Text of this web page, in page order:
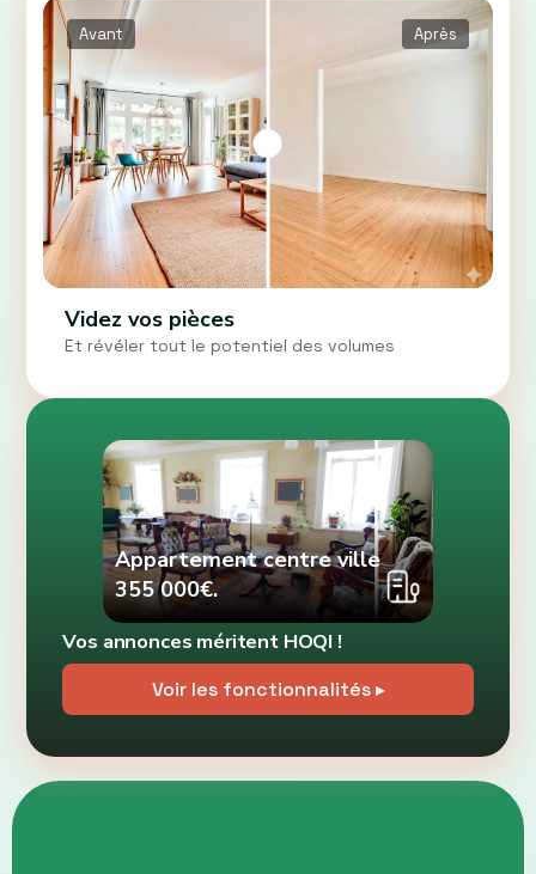
Avant Après
Videz vos pièces
Et révéler tout le potentiel des volumes
Appartement centre ville
355 000€.
Vos annonces méritent HOQI !
Voir les fonctionnalités ▸